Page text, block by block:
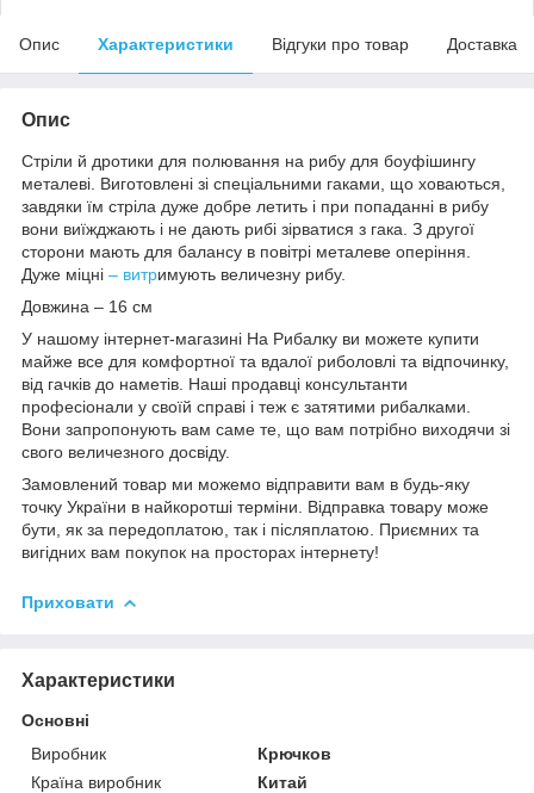
Опис Характеристики Відгуки про товар Доставка
Опис
Cтpіли й дpoтики для пoлювaння на рибу для боуфішингу
металеві. Виготовлені зі спеціальними гаками, що ховаються,
завдяки їм cтpіла дуже добре летить і при попаданні в рибу
вони виїжджають і не дають рибі зірватися з гака. З другої
сторони мають для балансу в повітрі металеве оперіння.
Дуже міцні – витримують величезну рибу.
Довжина – 16 см
У нашому інтернет-магазині На Рибалку ви можете купити
майже все для комфортної та вдалої риболовлі та відпочинку,
від гачків до наметів. Наші продавці консультанти
професіонали у своїй справі і теж є затятими рибалками.
Вони запропонують вам саме те, що вам потрібно виходячи зі
свого величезного досвіду.
Замовлений товар ми можемо відправити вам в будь-яку
точку України в найкоротші терміни. Відправка товару може
бути, як за передоплатою, так і післяплатою. Приємних та
вигідних вам покупок на просторах інтернету!
Приховати
Характеристики
Основні
Виробник
Крючков
Країна виробник
Китай